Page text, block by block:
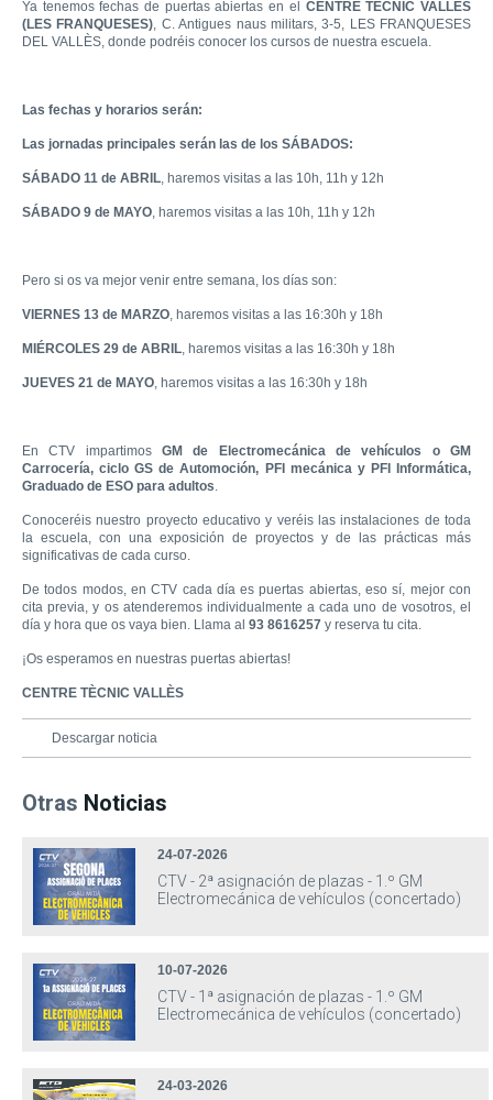
Ya tenemos fechas de puertas abiertas en el CENTRE TÈCNIC VALLÈS
(LES FRANQUESES), C. Antigues naus militars, 3-5, LES FRANQUESES
DEL VALLÈS, donde podréis conocer los cursos de nuestra escuela.
Las fechas y horarios serán:
Las jornadas principales serán las de los SÁBADOS:
SÁBADO 11 de ABRIL, haremos visitas a las 10h, 11h y 12h
SÁBADO 9 de MAYO, haremos visitas a las 10h, 11h y 12h
Pero si os va mejor venir entre semana, los días son:
VIERNES 13 de MARZO, haremos visitas a las 16:30h y 18h
MIÉRCOLES 29 de ABRIL, haremos visitas a las 16:30h y 18h
JUEVES 21 de MAYO, haremos visitas a las 16:30h y 18h
En CTV impartimos GM de Electromecánica de vehículos o GM
Carrocería, ciclo GS de Automoción, PFI mecánica y PFI Informática,
Graduado de ESO para adultos.
Conoceréis nuestro proyecto educativo y veréis las instalaciones de toda
la escuela, con una exposición de proyectos y de las prácticas más
significativas de cada curso.
De todos modos, en CTV cada día es puertas abiertas, eso sí, mejor con
cita previa, y os atenderemos individualmente a cada uno de vosotros, el
día y hora que os vaya bien. Llama al 93 8616257 y reserva tu cita.
¡Os esperamos en nuestras puertas abiertas!
CENTRE TÈCNIC VALLÈS
Descargar noticia
Otras Noticias
24-07-2026
CTV - 2ª asignación de plazas - 1.º GM
Electromecánica de vehículos (concertado)
10-07-2026
CTV - 1ª asignación de plazas - 1.º GM
Electromecánica de vehículos (concertado)
24-03-2026